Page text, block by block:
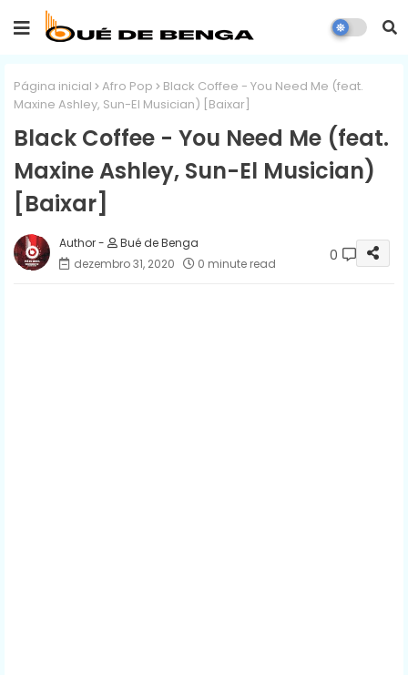
Página inicial Afro Pop
Black Coffee - You Need Me (feat.
Maxine Ashley, Sun-El Musician) [Baixar]
Black Coffee - You Need Me (feat.
Maxine Ashley, Sun-El Musician)
[Baixar]
Bué de Benga
dezembro 31, 2020
0 minute read 0